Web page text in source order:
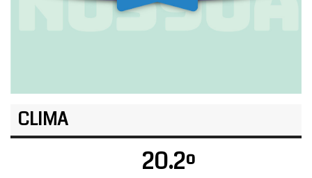
CLIMA
20.2º